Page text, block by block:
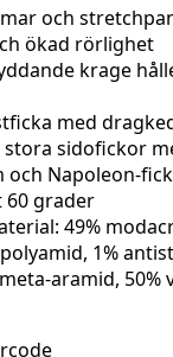
och
ökad rörlighet
krage
med
stora sidofickor
och Napoleon-
60 grader
49%
1%
aramid, 50%